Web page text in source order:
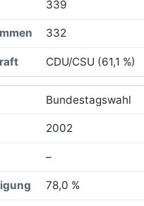
339
332
CDU/CSU (61,1 %)
Bundestagswahl
2002
–
78,0 %